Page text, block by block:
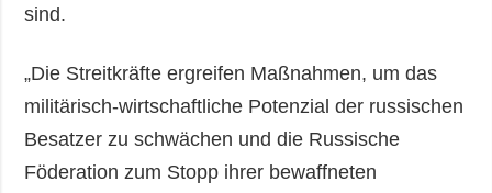
sind.
„Die Streitkräfte ergreifen Maßnahmen, um das
militärisch-wirtschaftliche Potenzial der russischen
Besatzer zu schwächen und die Russische
Föderation zum Stopp ihrer bewaffneten